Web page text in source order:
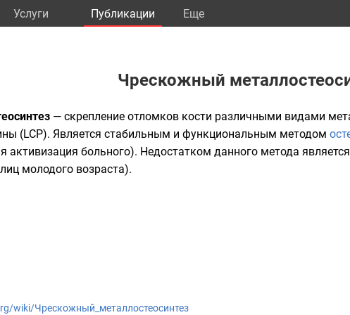
Услуги Публикации Eще
Чрескожный
— скрепление отломков кости различными видами
(LCP). Является стабильным и функциональным методом
активизация больного). Недостатком данного метода
молодого возраста).
wiki/Чрескожный_металлостеосинтез